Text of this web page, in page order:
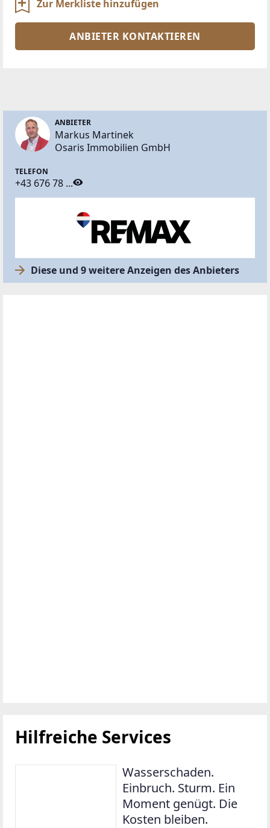
Zur Merkliste hinzufügen
ANBIETER KONTAKTIEREN
ANBIETER
Markus Martinek
Osaris Immobilien GmbH
TELEFON
+43 676 78 ...
Diese und 9 weitere Anzeigen des Anbieters
Hilfreiche Services
Wasserschaden.
Einbruch. Sturm. Ein
Moment genügt. Die
Kosten bleiben.